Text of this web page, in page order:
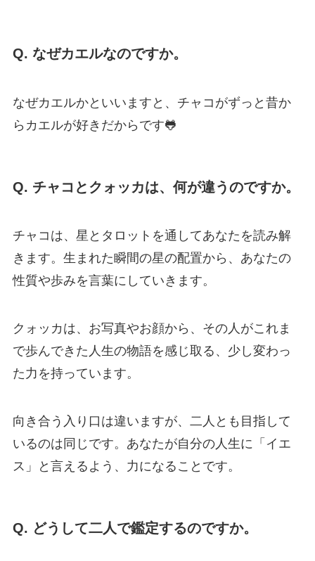
Q. なぜカエルなのですか。
なぜカエルかといいますと、チャコがずっと昔か
らカエルが好きだからです🐸
Q. チャコとクォッカは、何が違うのですか。
チャコは、星とタロットを通してあなたを読み解
きます。生まれた瞬間の星の配置から、あなたの
性質や歩みを言葉にしていきます。
クォッカは、お写真やお顔から、その人がこれま
で歩んできた人生の物語を感じ取る、少し変わっ
た力を持っています。
向き合う入り口は違いますが、二人とも目指して
いるのは同じです。あなたが自分の人生に「イエ
ス」と言えるよう、力になることです。
Q. どうして二人で鑑定するのですか。